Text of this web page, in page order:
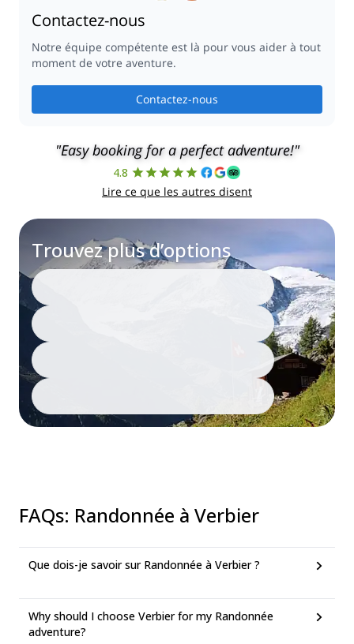
Contactez-nous
Notre équipe compétente est là pour vous aider à tout
moment de votre aventure.
Contactez-nous
"Easy booking for a perfect adventure!"
4.8
Lire ce que les autres disent
Trouvez plus d’options
FAQs: Randonnée à Verbier
Que dois-je savoir sur Randonnée à Verbier ?
Why should I choose Verbier for my Randonnée
adventure?